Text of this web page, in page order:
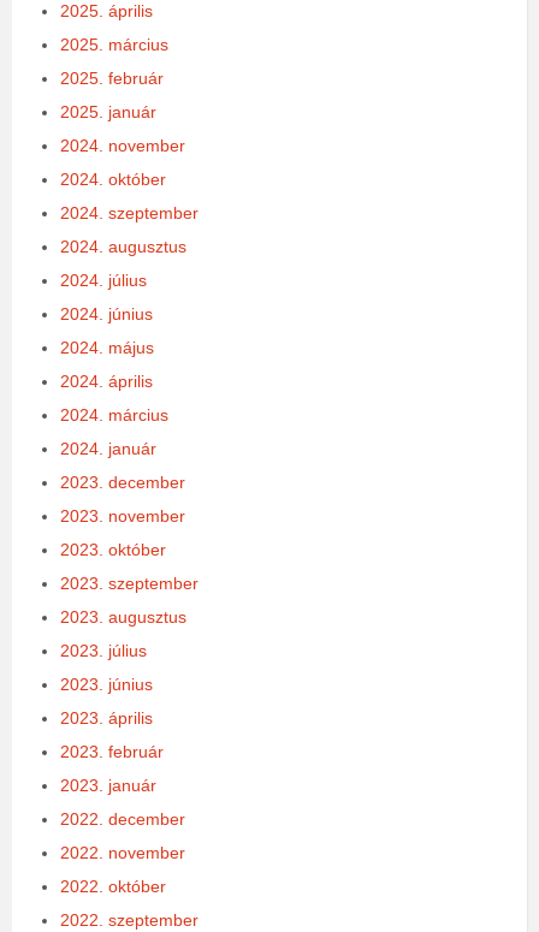
2025. április
2025. március
2025. február
2025. január
2024. november
2024. október
2024. szeptember
2024. augusztus
2024. július
2024. június
2024. május
2024. április
2024. március
2024. január
2023. december
2023. november
2023. október
2023. szeptember
2023. augusztus
2023. július
2023. június
2023. április
2023. február
2023. január
2022. december
2022. november
2022. október
2022. szeptember